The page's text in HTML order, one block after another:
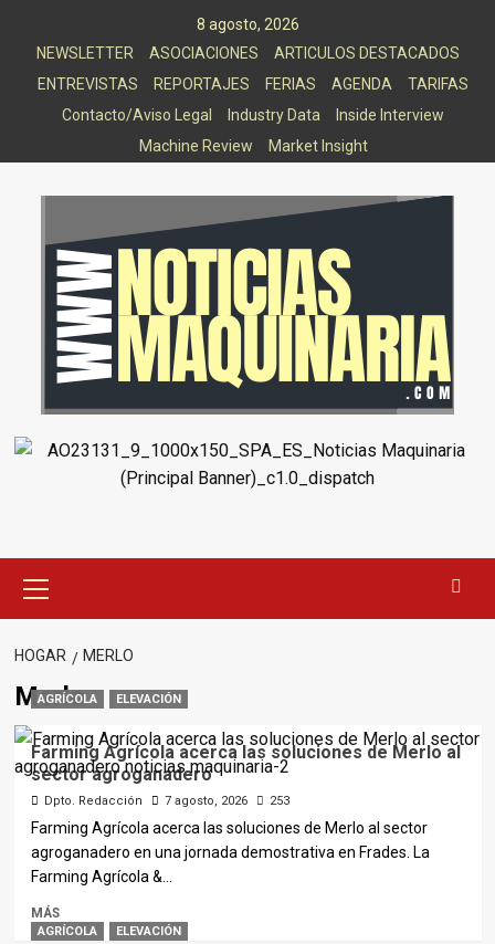
8 agosto, 2026
NEWSLETTER
ASOCIACIONES
ARTICULOS DESTACADOS
ENTREVISTAS
REPORTAJES FERIAS AGENDA
TARIFAS
Contacto/Aviso Legal
Industry Data
Inside Interview
Machine Review
Market Insight
principal
HOGAR MERLO
Merlo
AGRÍCOLA ELEVACIÓN
Farming Agrícola acerca las soluciones de Merlo al
sector agroganadero
Dpto. Redacción 7 agosto, 2026 253
Farming Agrícola acerca las soluciones de Merlo al sector
agroganadero en una jornada demostrativa en Frades. La
Farming Agrícola &...
MÁS
AGRÍCOLA ELEVACIÓN